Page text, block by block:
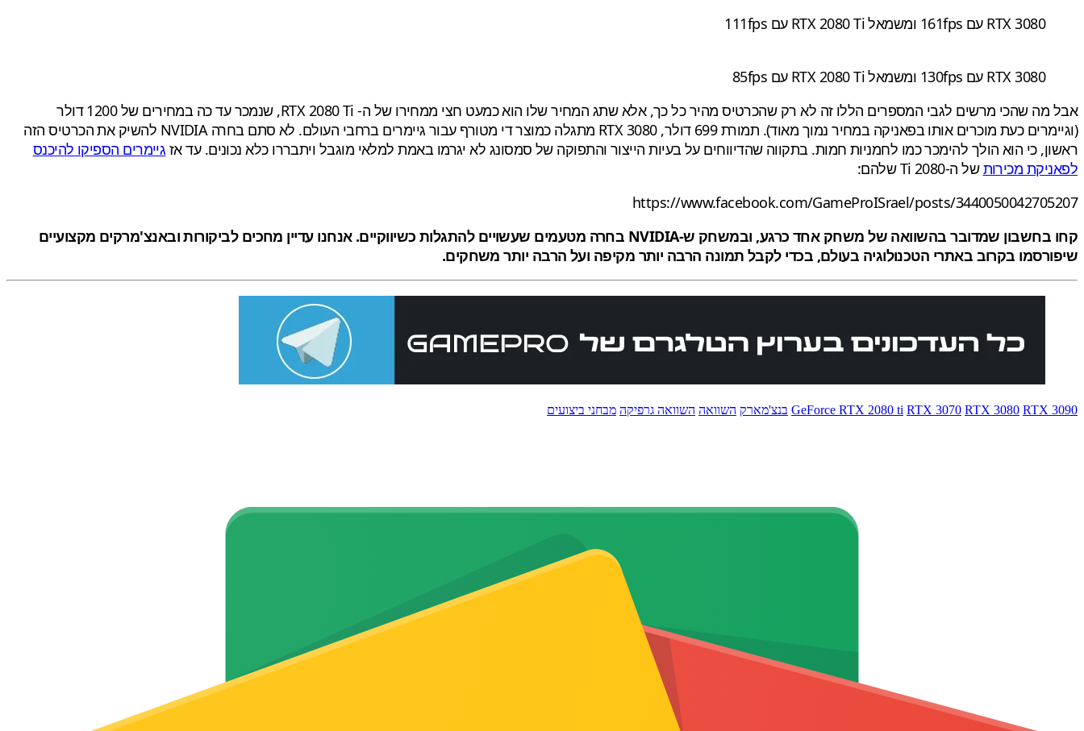
RTX 3080 עם 161fps ומשמאל RTX 2080 Ti עם 111fps
RTX 3080 עם 130fps ומשמאל RTX 2080 Ti עם 85fps
אבל מה שהכי מרשים לגבי המספרים הללו זה לא רק שהכרטיס מהיר כל כך, אלא שתג המחיר שלו הוא כמעט חצי ממחירו של ה- RTX 2080 Ti, שנמכר עד כה במחירים של 1200 דולר
(וגיימרים כעת מוכרים אותו בפאניקה במחיר נמוך מאוד). תמורת 699 דולר, RTX 3080 מתגלה כמוצר די מטורף עבור גיימרים ברחבי העולם. לא סתם בחרה NVIDIA להשיק את הכרטיס הזה
ראשון, כי הוא הולך להימכר כמו לחמניות חמות. בתקווה שהדיווחים על בעיות הייצור והתפוקה של סמסונג לא יגרמו באמת למלאי מוגבל ויתבררו כלא נכונים. עד אז גיימרים הספיקו להיכנס
לפאניקת מכירותשל ה-2080 Ti שלהם:
https://www.facebook.com/GameProISrael/posts/3440050042705207
קחו בחשבון שמדובר בהשוואה של משחק אחד כרגע, ובמשחק ש-NVIDIA בחרה מטעמים שעשויים להתגלות כשיווקיים. אנחנו עדיין מחכים לביקורות ובאנצ'מרקים מקצועיים
שיפורסמו בקרוב באתרי הטכנולוגיה בעולם, בכדי לקבל תמונה הרבה יותר מקיפה ועל הרבה יותר משחקים.
GeForce RTX 2080 ti RTX 3070 RTX 3080 RTX 3090 בנצ'מארק השוואה השוואה גרפיקה מבחני ביצועים